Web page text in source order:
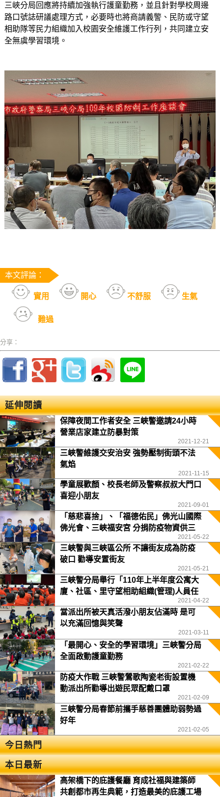
三峽分局回應將持續加強執行護童勤務，並且針對學校周邊
路口號誌研議處理方式，必要時也將商請義警、民防或守望
相助隊等民力組織加入校園安全維護工作行列，共同建立安
全無虞學習環境。
本文評論：
實用 開心 不舒服 生氣
難過
分享：
延伸閱讀
保障夜間工作者安全 三峽警邀請24小時
營業店家建立防暴對策
2021-12-21
三峽警維護交安治安 強勢壓制街頭不法
氣焰
2021-11-15
學童展歡顏、校長老師及警察叔叔大門口
喜迎小朋友
2021-09-01
「慈悲喜捨」、「福德佑民」佛光山國際
佛光會、三峽福安宮 分捐防疫物資供三
2021-05-22
三峽警與三峽區公所 不讓街友成為防疫
破口 勸導安置街友
2021-05-21
三峽警分局舉行「110年上半年度公寓大
廈、社區、里守望相助組織(管理)人員任
2021-04-22
當派出所被天真活潑小朋友佔滿時 是可
以充滿回憶與笑聲
2021-03-11
「最開心、安全的學習環境」三峽警分局
全面啟動護童勤務
2021-02-22
防疫大作戰 三峽警鶯歌陶瓷老街設置機
動派出所勸導出遊民眾配戴口罩
2021-02-09
三峽警分局春節前攜手慈善團體助弱勢過
好年
2021-02-05
今日熱門
本日最新
高架橋下的庇護餐廳 育成社福與建築師
共創都市再生典範，打造最美的庇護工場